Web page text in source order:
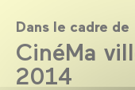
Dans le cadre de
CinéMa
2014